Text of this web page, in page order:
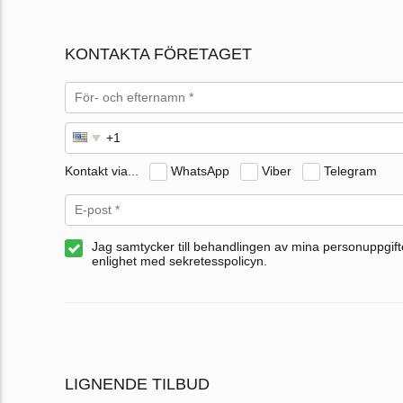
KONTAKTA FÖRETAGET
Kontakt via... WhatsApp Viber Telegram
Jag samtycker till behandlingen av mina
enlighet med sekretesspolicyn.
LIGNENDE TILBUD